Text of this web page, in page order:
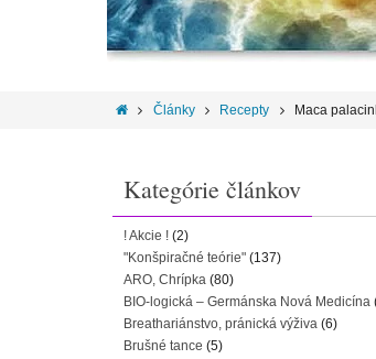
Články Recepty Maca
Kategórie článkov
! Akcie ! (2)
"Konšpiračné teórie" (137)
ARO, Chrípka (80)
BIO-logická – Germánska Nová Medicína
Breathariánstvo, pránická výživa (6)
Brušné tance (5)